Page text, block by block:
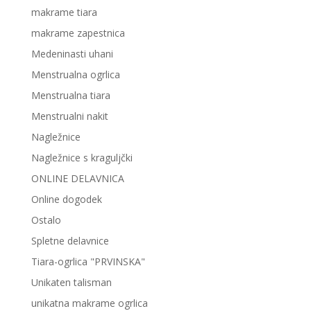
makrame tiara
makrame zapestnica
Medeninasti uhani
Menstrualna ogrlica
Menstrualna tiara
Menstrualni nakit
Nagležnice
Nagležnice s kraguljčki
ONLINE DELAVNICA
Online dogodek
Ostalo
Spletne delavnice
Tiara-ogrlica "PRVINSKA"
Unikaten talisman
unikatna makrame ogrlica